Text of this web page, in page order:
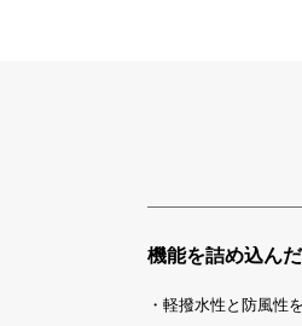
機能を詰め込ん
・軽撥水性と防風性